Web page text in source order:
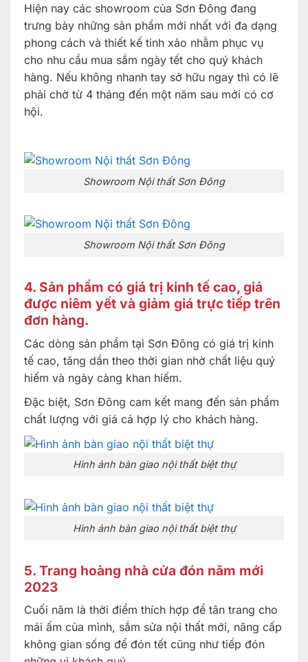
Hiện nay các showroom của Sơn Đông đang
trưng bày những sản phẩm mới nhất với đa dạng
phong cách và thiết kế tinh xảo nhằm phục vụ
cho nhu cầu mua sắm ngày tết cho quý khách
hàng. Nếu không nhanh tay sở hữu ngay thì có lẽ
phải chờ từ 4 tháng đến một năm sau mới có cơ
hội.
Showroom Nội thất Sơn Đông
Showroom Nội thất Sơn Đông
4. Sản phẩm có giá trị kinh tế cao, giá
được niêm yết và giảm giá trực tiếp trên
đơn hàng.
Các dòng sản phẩm tại Sơn Đông có giá trị kinh
tế cao, tăng dần theo thời gian nhờ chất liệu quý
hiếm và ngày càng khan hiếm.
Đặc biệt, Sơn Đông cam kết mang đến sản phẩm
chất lượng với giá cả hợp lý cho khách hàng.
Hình ảnh bàn giao nội thất biệt thự
Hình ảnh bàn giao nội thất biệt thự
5. Trang hoàng nhà cửa đón năm mới
2023
Cuối năm là thời điểm thích hợp để tân trang cho
mái ấm của mình, sắm sửa nội thất mới, nâng cấp
không gian sống để đón tết cũng như tiếp đón